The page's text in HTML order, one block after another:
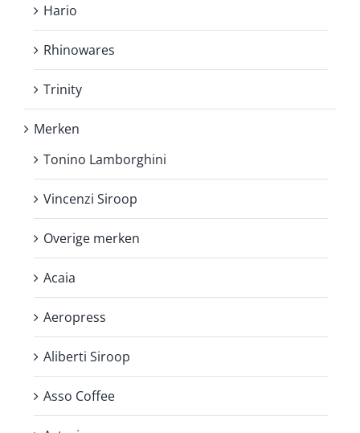
Hario
Rhinowares
Trinity
Merken
Tonino Lamborghini
Vincenzi Siroop
Overige merken
Acaia
Aeropress
Aliberti Siroop
Asso Coffee